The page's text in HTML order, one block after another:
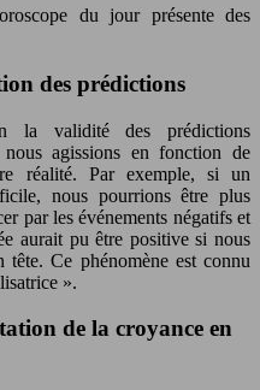
du jour présente des
des prédictions
la validité des prédictions
agissions en fonction de
réalité. Par exemple, si un
nous pourrions être plus
par les événements négatifs et
aurait pu être positive si nous
tête. Ce phénomène est connu
».
de la croyance en